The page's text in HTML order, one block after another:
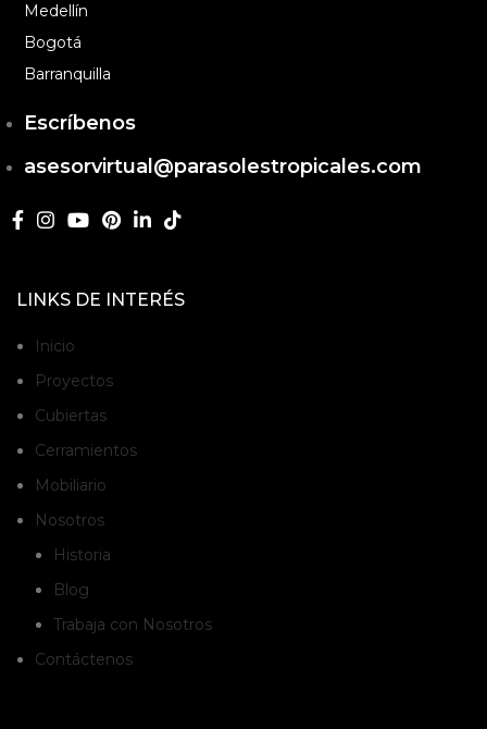
Medellín
Bogotá
Barranquilla
Escríbenos
asesorvirtual@parasolestropicales.com
LINKS DE INTERÉS
Inicio
Proyectos
Cubiertas
Cerramientos
Mobiliario
Nosotros
Historia
Blog
Trabaja con Nosotros
Contáctenos